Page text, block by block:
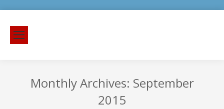
Monthly Archives: September
2015